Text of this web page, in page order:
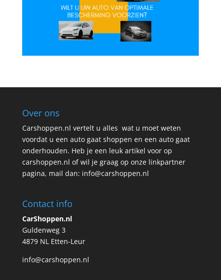
Over ons
Carshoppen.nl vertelt u alles wat u moet weten
voordat u een auto gaat shoppen en een auto gaat
onderhouden. Heb je een leuk artikel voor op
carshoppen.nl of wil je graag op onze linkpartner
pagina, mail dan: info@carshoppen.nl
Contact info
CarShoppen.nl
Guldenweg 3
4879 NL Etten-Leur
info@carshoppen.nl